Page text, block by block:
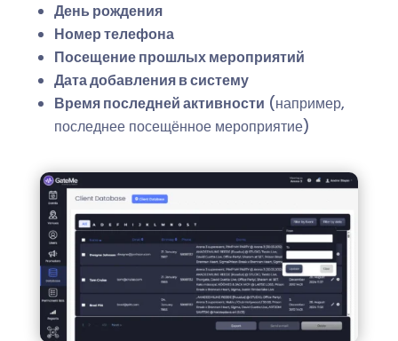
День рождения
Номер телефона
Посещение прошлых мероприятий
Дата добавления в систему
Время последней активности (например,
последнее посещённое мероприятие)